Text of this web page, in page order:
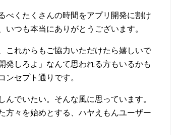
べくたくさんの時間をアプリ開発に割け
つも本当にありがとうございます。
これからもご協力いただけたら嬉しいで
しろよ」なんて思われる方もいるかも
ンセプト通りです。
でいたい。そんな風に思っています。
方々を始めとする、ハヤえもんユーザー